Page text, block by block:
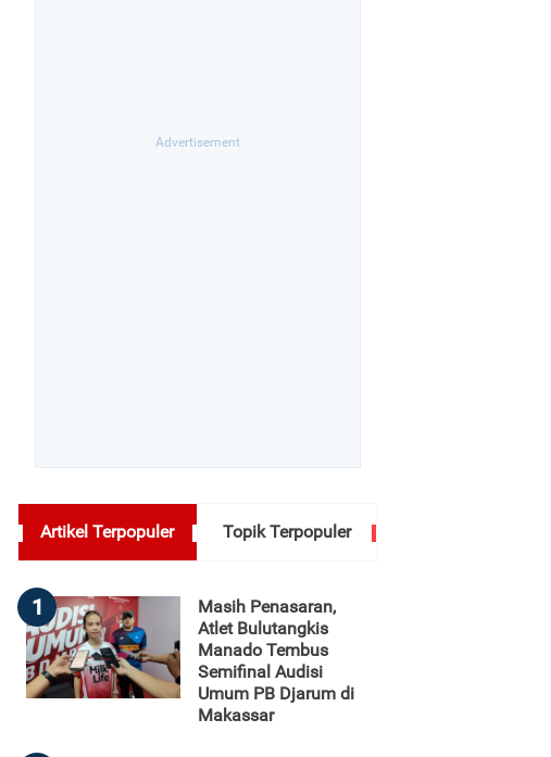
Artikel Terpopuler Topik Terpopuler
1
Masih Penasaran,
Atlet Bulutangkis
Manado Tembus
Semifinal Audisi
Umum PB Djarum di
Makassar